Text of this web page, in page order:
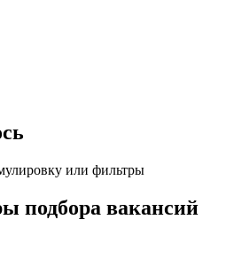
или фильтры
подбора вакансий